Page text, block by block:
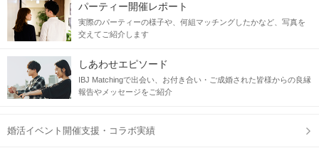
パーティー開催レポート
実際のパーティーの様子や、何組マッチングしたかなど、写真を
交えてご紹介します
しあわせエピソード
IBJ Matchingで出会い、お付き合い・ご成婚された皆様からの良縁
報告やメッセージをご紹介
婚活イベント開催支援・コラボ実績